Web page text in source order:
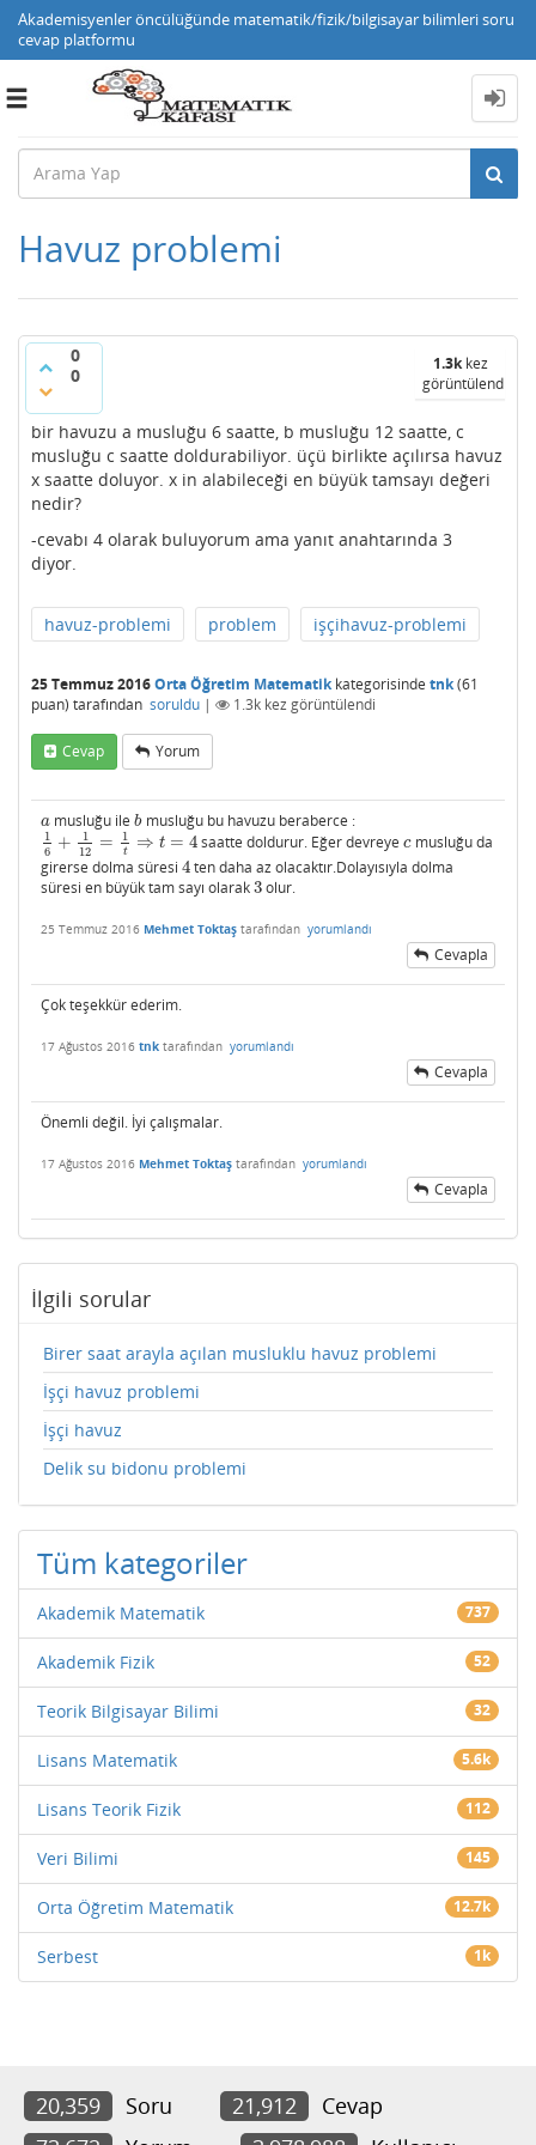
Akademisyenler öncülüğünde matematik/fizik/bilgisayar bilimleri soru
cevap platformu
Toggle
Havuz problemi
0
0
1.3kkez
görüntülendi
bir havuzu a musluğu 6 saatte, b musluğu 12 saatte, c
musluğu c saatte doldurabiliyor. üçü birlikte açılırsa havuz
x saatte doluyor. x in alabileceği en büyük tamsayı değeri
nedir?
-cevabı 4 olarak buluyorum ama yanıt anahtarında 3
diyor.
havuz-problemi problem işçihavuz-problemi
25 Temmuz 2016Orta Öğretim Matematikkategorisinde tnk(61
puan) tarafından soruldu | 1.3k kez görüntülendi
Cevap Yorum
a
a musluğu ileb
bmusluğu bu havuzu beraberce :
1
6
+
1
12
= 1
t ⇒ t = 4
16 +1 12= 1t ⇒t 4 saatte doldurur. Eğer devreyec
cmusluğu da
girerse dolma süresi 4
4ten daha az olacaktır.Dolayısıyla dolma
süresi en büyük tam sayı olarak3
3olur.
25 Temmuz 2016 Mehmet Toktaş tarafından yorumlandı
Cevapla
Çok teşekkür ederim.
17 Ağustos 2016 tnk tarafından yorumlandı
Cevapla
Önemli değil. İyi çalışmalar.
17 Ağustos 2016 Mehmet Toktaş tarafından yorumlandı
Cevapla
İlgili sorular
Birer saat arayla açılan musluklu havuz problemi
İşçi havuz problemi
İşçi havuz
Delik su bidonu problemi
Tüm kategoriler
Akademik Matematik 737
Akademik Fizik 52
Teorik Bilgisayar Bilimi 32
Lisans Matematik 5.6k
Lisans Teorik Fizik 112
Veri Bilimi 145
Orta Öğretim Matematik 12.7k
Serbest 1k
20,359 Soru 21,912
Cevap